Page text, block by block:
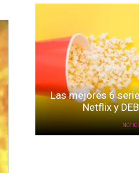
Las mejores 6
Netflix y